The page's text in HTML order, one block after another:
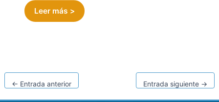
Leer más >
← Entrada anterior Entrada siguiente →